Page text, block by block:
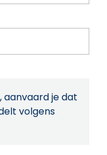
aanvaard je dat
volgens